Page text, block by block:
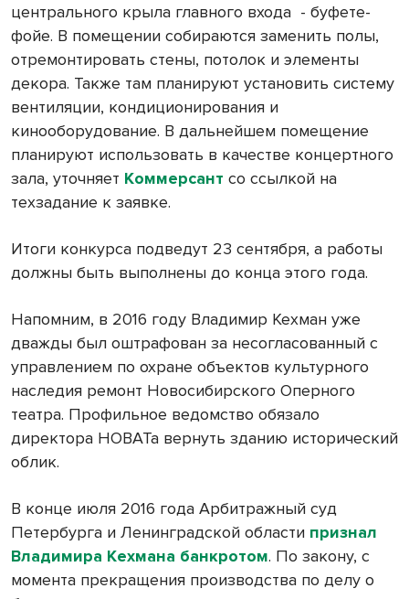
центрального крыла главного входа - буфете-
фойе. В помещении собираются заменить полы,
отремонтировать стены, потолок и элементы
декора. Также там планируют установить систему
вентиляции, кондиционирования и
кинооборудование. В дальнейшем помещение
планируют использовать в качестве концертного
зала, уточняет Коммерсант со ссылкой на
техзадание к заявке.
Итоги конкурса подведут 23 сентября, а работы
должны быть выполнены до конца этого года.
Напомним, в 2016 году Владимир Кехман уже
дважды был оштрафован за несогласованный с
управлением по охране объектов культурного
наследия ремонт Новосибирского Оперного
театра. Профильное ведомство обязало
директора НОВАТа вернуть зданию исторический
облик.
В конце июля 2016 года Арбитражный суд
Петербурга и Ленинградской области признал
Владимира Кехмана банкротом. По закону, с
момента прекращения производства по делу о